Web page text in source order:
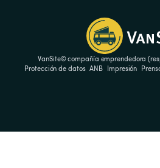
VanSite© compañía emprendedora
Protección de datos ANB Impresión